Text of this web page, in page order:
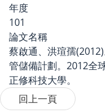
年度
101
論文名稱
蔡啟通、洪瑄孺
管儲備計劃。2012全
正修科技大學。